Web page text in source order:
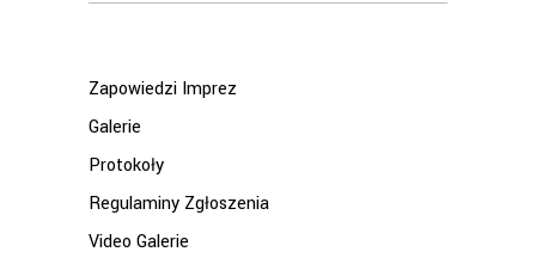
Zapowiedzi Imprez
Galerie
Protokoły
Regulaminy Zgłoszenia
Video Galerie